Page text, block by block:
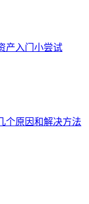
产入门小尝试
个原因和解决方法